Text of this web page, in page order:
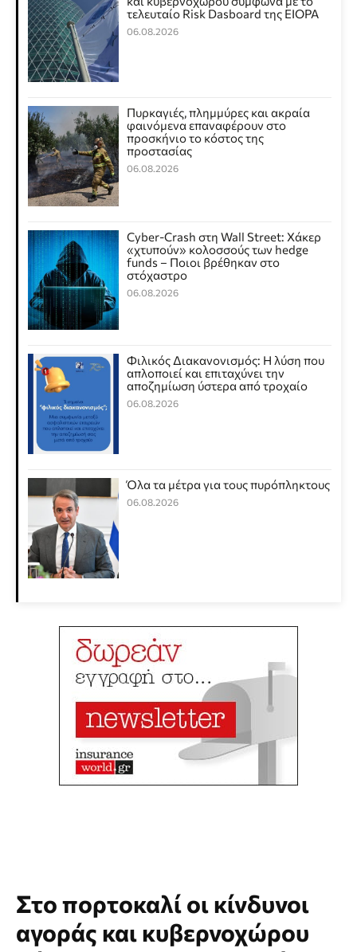
τελευταίο Risk Dasboard της EIOPA
06.08.2026
Πυρκαγιές, πλημμύρες και ακραία
φαινόμενα επαναφέρουν στο
προσκήνιο το κόστος της
προστασίας
06.08.2026
Cyber-Crash στη Wall Street: Χάκερ
«χτυπούν» κολοσσούς των hedge
funds – Ποιοι βρέθηκαν στο
στόχαστρο
06.08.2026
Φιλικός Διακανονισμός: Η λύση που
απλοποιεί και επιταχύνει την
αποζημίωση ύστερα από τροχαίο
06.08.2026
Όλα τα μέτρα για τους πυρόπληκτους
06.08.2026